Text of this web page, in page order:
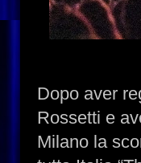
Dopo aver
Rossetti e
Milano la